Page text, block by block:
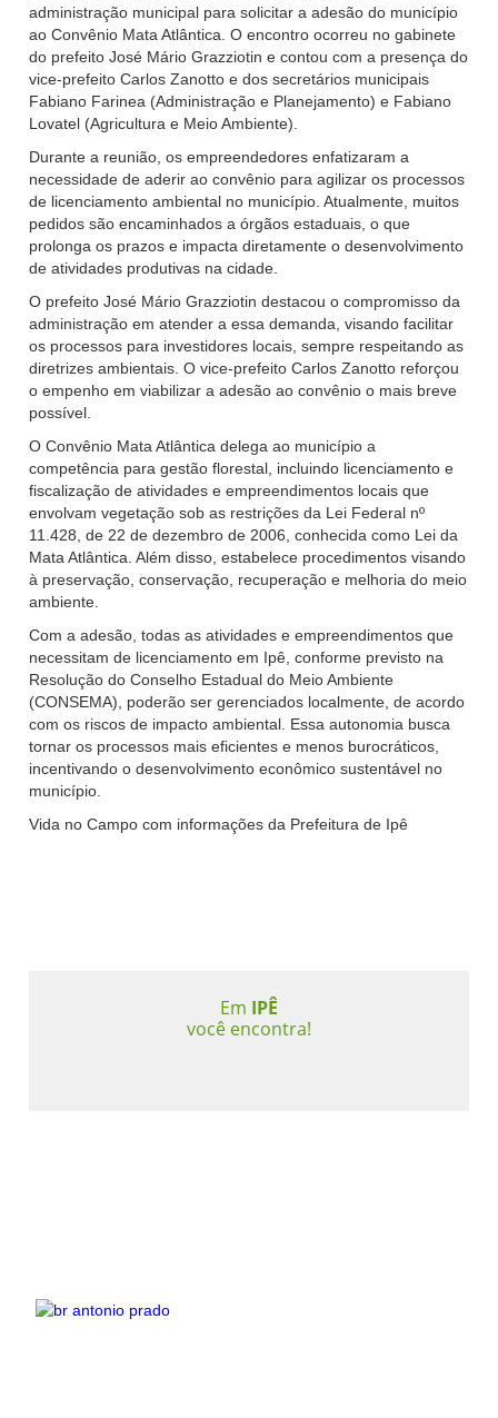
administração municipal para solicitar a adesão do município
ao Convênio Mata Atlântica. O encontro ocorreu no gabinete
do prefeito José Mário Grazziotin e contou com a presença do
vice-prefeito Carlos Zanotto e dos secretários municipais
Fabiano Farinea (Administração e Planejamento) e Fabiano
Lovatel (Agricultura e Meio Ambiente).​
Durante a reunião, os empreendedores enfatizaram a
necessidade de aderir ao convênio para agilizar os processos
de licenciamento ambiental no município. Atualmente, muitos
pedidos são encaminhados a órgãos estaduais, o que
prolonga os prazos e impacta diretamente o desenvolvimento
de atividades produtivas na cidade.​
O prefeito José Mário Grazziotin destacou o compromisso da
administração em atender a essa demanda, visando facilitar
os processos para investidores locais, sempre respeitando as
diretrizes ambientais. O vice-prefeito Carlos Zanotto reforçou
o empenho em viabilizar a adesão ao convênio o mais breve
possível.​
O Convênio Mata Atlântica delega ao município a
competência para gestão florestal, incluindo licenciamento e
fiscalização de atividades e empreendimentos locais que
envolvam vegetação sob as restrições da Lei Federal nº
11.428, de 22 de dezembro de 2006, conhecida como Lei da
Mata Atlântica. Além disso, estabelece procedimentos visando
à preservação, conservação, recuperação e melhoria do meio
ambiente.​
Com a adesão, todas as atividades e empreendimentos que
necessitam de licenciamento em Ipê, conforme previsto na
Resolução do Conselho Estadual do Meio Ambiente
(CONSEMA), poderão ser gerenciados localmente, de acordo
com os riscos de impacto ambiental. Essa autonomia busca
tornar os processos mais eficientes e menos burocráticos,
incentivando o desenvolvimento econômico sustentável no
município.
Vida no Campo com informações da Prefeitura de Ipê
Em IPÊ
você encontra!